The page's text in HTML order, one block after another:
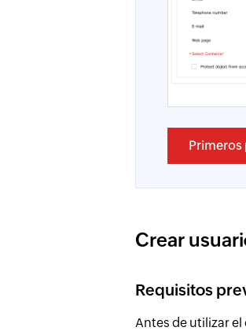
Primeros
Crear
Requisitos
Antes de utilizar